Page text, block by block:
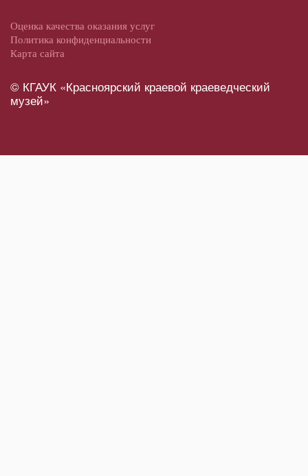
Оценка качества оказания услуг
Политика конфиденциальности
Карта сайта
© КГАУК «Красноярский краевой краеведческий
музей»